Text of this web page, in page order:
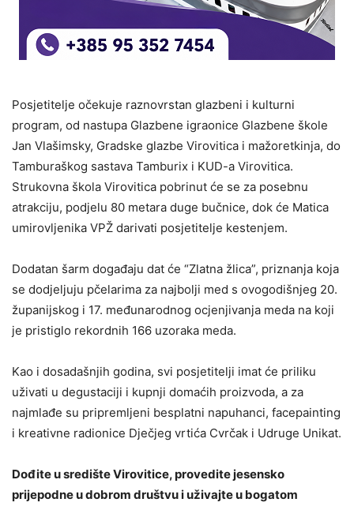
Posjetitelje očekuje raznovrstan glazbeni i kulturni
program, od nastupa Glazbene igraonice Glazbene škole
Jan Vlašimsky, Gradske glazbe Virovitica i mažoretkinja, do
Tamburaškog sastava Tamburix i KUD-a Virovitica.
Strukovna škola Virovitica pobrinut će se za posebnu
atrakciju, podjelu 80 metara duge bučnice, dok će Matica
umirovljenika VPŽ darivati posjetitelje kestenjem.
Dodatan šarm događaju dat će “Zlatna žlica”, priznanja koja
se dodjeljuju pčelarima za najbolji med s ovogodišnjeg 20.
županijskog i 17. međunarodnog ocjenjivanja meda na koji
je pristiglo rekordnih 166 uzoraka meda.
Kao i dosadašnjih godina, svi posjetitelji imat će priliku
uživati u degustaciji i kupnji domaćih proizvoda, a za
najmlađe su pripremljeni besplatni napuhanci, facepainting
i kreativne radionice Dječjeg vrtića Cvrčak i Udruge Unikat.
Dođite u središte Virovitice, provedite jesensko
prijepodne u dobrom društvu i uživajte u bogatom